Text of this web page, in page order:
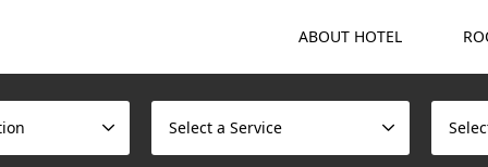
ABOUT HOTEL
Select a Service